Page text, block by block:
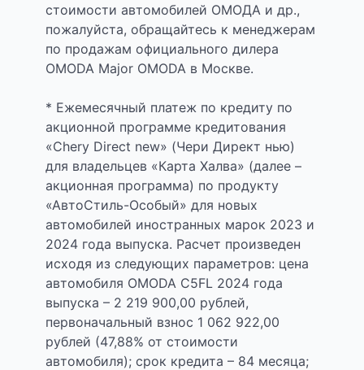
стоимости автомобилей ОМОДА и др.,
пожалуйста, обращайтесь к менеджерам
по продажам официального дилера
OMODA Major OMODA в Москве.
* Ежемесячный платеж по кредиту по
акционной программе кредитования
«Chery Direct new» (Чери Директ нью)
для владельцев «Карта Халва» (далее –
акционная программа) по продукту
«АвтоСтиль-Особый» для новых
автомобилей иностранных марок 2023 и
2024 года выпуска. Расчет произведен
исходя из следующих параметров: цена
автомобиля OMODA C5FL 2024 года
выпуска – 2 219 900,00 рублей,
первоначальный взнос 1 062 922,00
рублей (47,88% от стоимости
автомобиля); срок кредита – 84 месяца;